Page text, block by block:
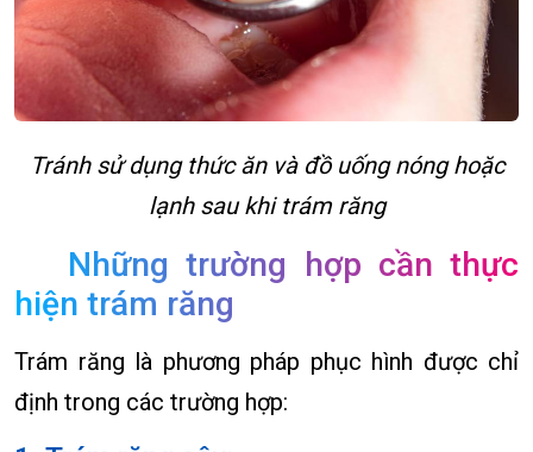
Tránh sử dụng thức ăn và đồ uống nóng hoặc
lạnh sau khi trám răng
Những trường hợp cần thực
hiện trám răng
Trám răng là phương pháp phục hình được chỉ
định trong các trường hợp: